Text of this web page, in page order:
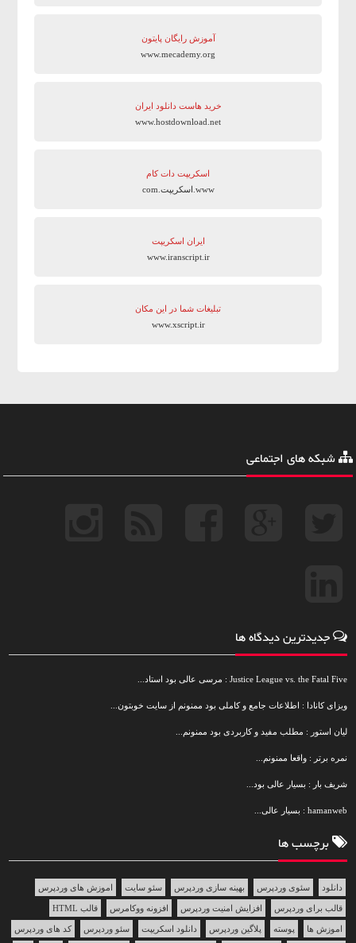
آموزش رایگان پایتون
www.mecademy.org
خرید هاست دانلود ایران
www.hostdownload.net
اسکریپت دات کام
www.اسکریپت.com
ایران اسکریپت
www.iranscript.ir
تبلیغات شما در این مکان
www.xscript.ir
شبکه های اجتماعی
جدیدترین دیدگاه ها
Justice League vs. the Fatal Five : مرسی عالی بود استاد...
ویزای کانادا : اطلاعات جامع و کاملی بود ممنونم از سایت خوبتون...
لیان استور : مطلب مفید و کاربردی بود ممنونم...
نمره برتر : واقعا ممنونم...
شریف بار : بسیار عالی بود...
hamanweb : بسیار عالی...
برچسب ها
دانلود سئوی وردپرس بهینه سازی وردپرس سئو سایت اموزش های وردپرس
قالب برای وردپرس افزایش امنیت وردپرس افزونه ووکامرس قالب HTML
اموزش ها پوسته پلاگین وردپرس دانلود اسکریپت سئو وردپرس کد های وردپرس